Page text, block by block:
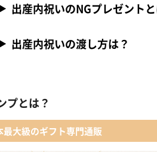
出産内祝いのNGプレゼントと
出産内祝いの渡し方は？
プとは？
最大級のギフト専門通販